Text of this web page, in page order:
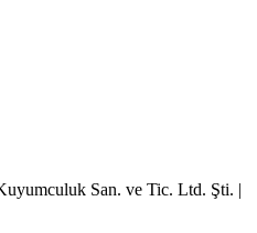
San. ve Tic. Ltd. Şti. |